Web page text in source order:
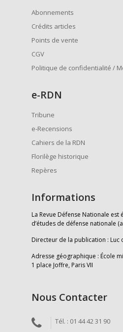
Abonnements
Crédits articles
Points de vente
CGV
Politique de confidentialité /
e-RDN
Tribune
e-Recensions
Cahiers de la RDN
Florilège historique
Repères
Informations
La Revue Défense Nationale
d’études de défense nationale
Directeur de la publication : Luc
Adresse géographique : École
1 place Joffre, Paris VII
Nous Contacter
Tél. : 01 44 42 31 90